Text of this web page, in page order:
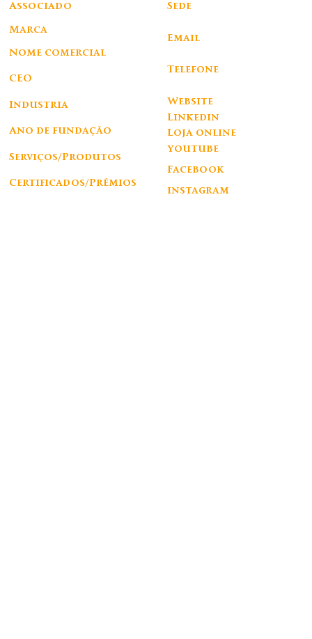
Marca
Associado
Nome comercial
CEO
Industria
Ano de fundação
Serviços/Produtos
Certificados/Prémios
Sede
Email
Telefone
Website
Loja online
Linkedin
Facebook
instagram
youtube